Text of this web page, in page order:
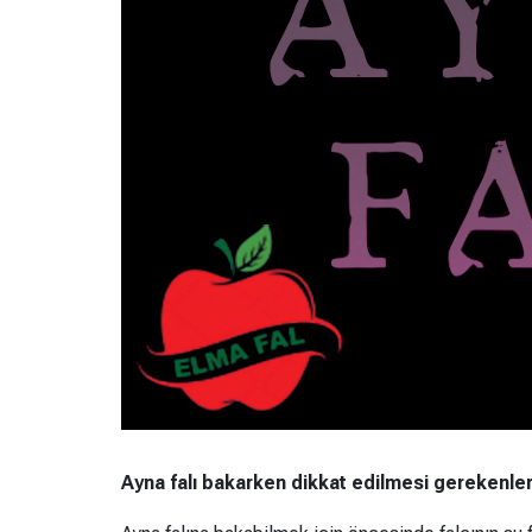
Ayna falı bakarken dikkat edilmesi gerekenler